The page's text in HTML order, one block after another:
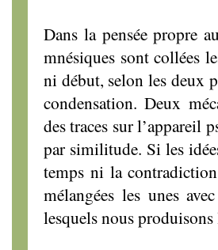
Dans la pensée propre
mnésiques sont collées
ni début, selon les deux
condensation. Deux
des traces sur l’appareil
par similitude. Si les
temps ni la
mélangées les unes
lesquels nous